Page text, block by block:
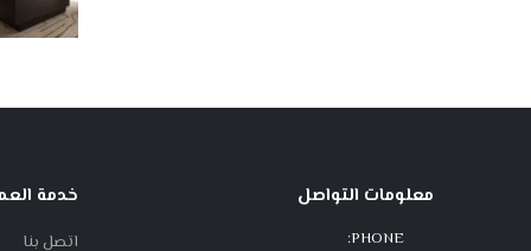
معلومات التواصل
PHONE:
خدمة
اتصل بنا